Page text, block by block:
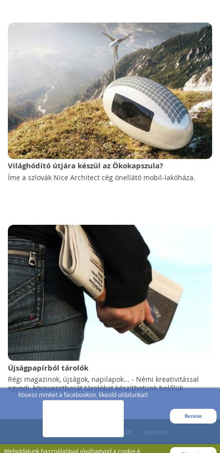
Kövess minket a facebookon, likeold oldalunkat!
Bezárás
Weboldalunk használatával jóváhagyod a cookie-k
Világhódító útjára készül az Ökokapszula?
Íme a szlovák Nice Architect cég önellátó mobil-lakóháza.
Újságpapírból tárolók
Régi magazinok, újságok, napilapok... - Némi kreativitással
egyedi, környezetbarát tárolókat készíthetünk belőlük.